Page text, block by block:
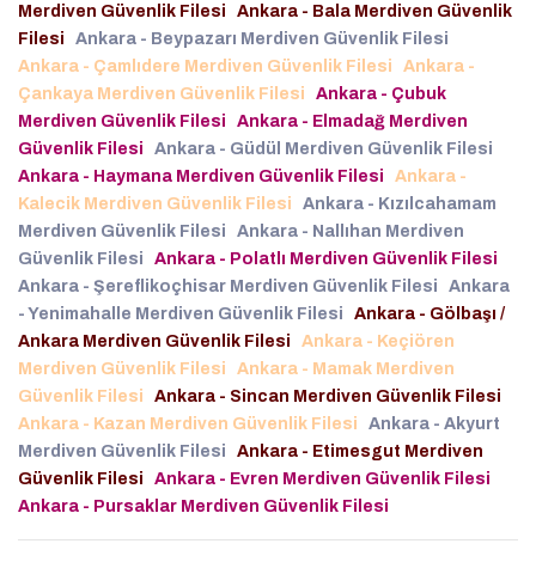
Merdiven Güvenlik Filesi
Ankara - Bala Merdiven Güvenlik
Filesi
Ankara - Beypazarı Merdiven Güvenlik Filesi
Ankara - Çamlıdere Merdiven Güvenlik Filesi
Ankara -
Çankaya Merdiven Güvenlik Filesi
Ankara - Çubuk
Merdiven Güvenlik Filesi
Ankara - Elmadağ Merdiven
Güvenlik Filesi
Ankara - Güdül Merdiven Güvenlik Filesi
Ankara - Haymana Merdiven Güvenlik Filesi
Ankara -
Kalecik Merdiven Güvenlik Filesi
Ankara - Kızılcahamam
Merdiven Güvenlik Filesi
Ankara - Nallıhan Merdiven
Güvenlik Filesi
Ankara - Polatlı Merdiven Güvenlik Filesi
Ankara - Şereflikoçhisar Merdiven Güvenlik Filesi
Ankara
- Yenimahalle Merdiven Güvenlik Filesi
Ankara - Gölbaşı /
Ankara Merdiven Güvenlik Filesi
Ankara - Keçiören
Merdiven Güvenlik Filesi
Ankara - Mamak Merdiven
Güvenlik Filesi
Ankara - Sincan Merdiven Güvenlik Filesi
Ankara - Kazan Merdiven Güvenlik Filesi
Ankara - Akyurt
Merdiven Güvenlik Filesi
Ankara - Etimesgut Merdiven
Güvenlik Filesi
Ankara - Evren Merdiven Güvenlik Filesi
Ankara - Pursaklar Merdiven Güvenlik Filesi